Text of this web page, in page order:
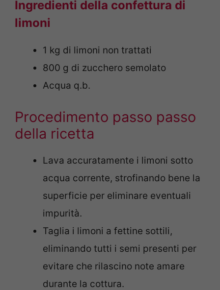
Ingredienti della confettura di
limoni
1 kg di limoni non trattati
800 g di zucchero semolato
Acqua q.b.
Procedimento passo passo
della ricetta
Lava accuratamente i limoni sotto
acqua corrente, strofinando bene la
superficie per eliminare eventuali
impurità.
Taglia i limoni a fettine sottili,
eliminando tutti i semi presenti per
evitare che rilascino note amare
durante la cottura.